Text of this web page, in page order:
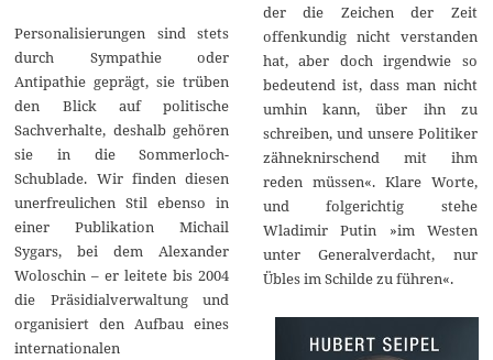
Personalisierungen sind stets
durch Sympathie oder
Antipathie geprägt, sie trüben
den Blick auf politische
Sachverhalte, deshalb gehören
sie in die Sommerloch-
Schublade. Wir finden diesen
unerfreulichen Stil ebenso in
einer Publikation Michail
Sygars, bei dem Alexander
Woloschin – er leitete bis 2004
die Präsidialverwaltung und
organisiert den Aufbau eines
internationalen
der die Zeichen der Zeit
offenkundig nicht verstanden
hat, aber doch irgendwie so
bedeutend ist, dass man nicht
umhin kann, über ihn zu
schreiben, und unsere Politiker
zähneknirschend mit ihm
reden müssen«. Klare Worte,
und folgerichtig stehe
Wladimir Putin »im Westen
unter Generalverdacht, nur
Übles im Schilde zu führen«.